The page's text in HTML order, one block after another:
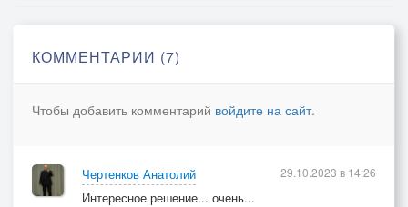
Вот так!
Солнце моё, взгляни на меня
И если есть порох, дай огня!
КОММЕНТАРИИ (7)
Чтобы добавить комментарий войдите на сайт.
Чертенков Анатолий
Интересное решение... очень...
29.10.2023 в 14:26